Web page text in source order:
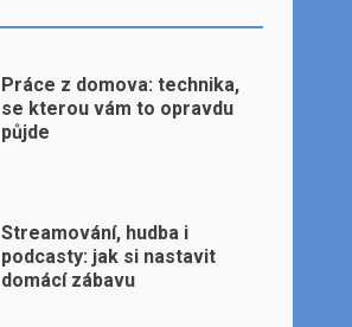
Práce z domova: technika,
se kterou vám to opravdu
půjde
Streamování, hudba i
podcasty: jak si nastavit
domácí zábavu